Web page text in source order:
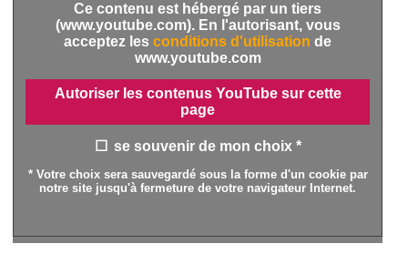
Ce contenu est hébergé par un tiers
(www.youtube.com). En l'autorisant, vous
acceptez les conditions d'utilisation de
www.youtube.com
Autoriser les contenus YouTube sur cette
page
se souvenir de mon choix *
* Votre choix sera sauvegardé sous la forme d'un cookie par
notre site jusqu'à fermeture de votre navigateur Internet.